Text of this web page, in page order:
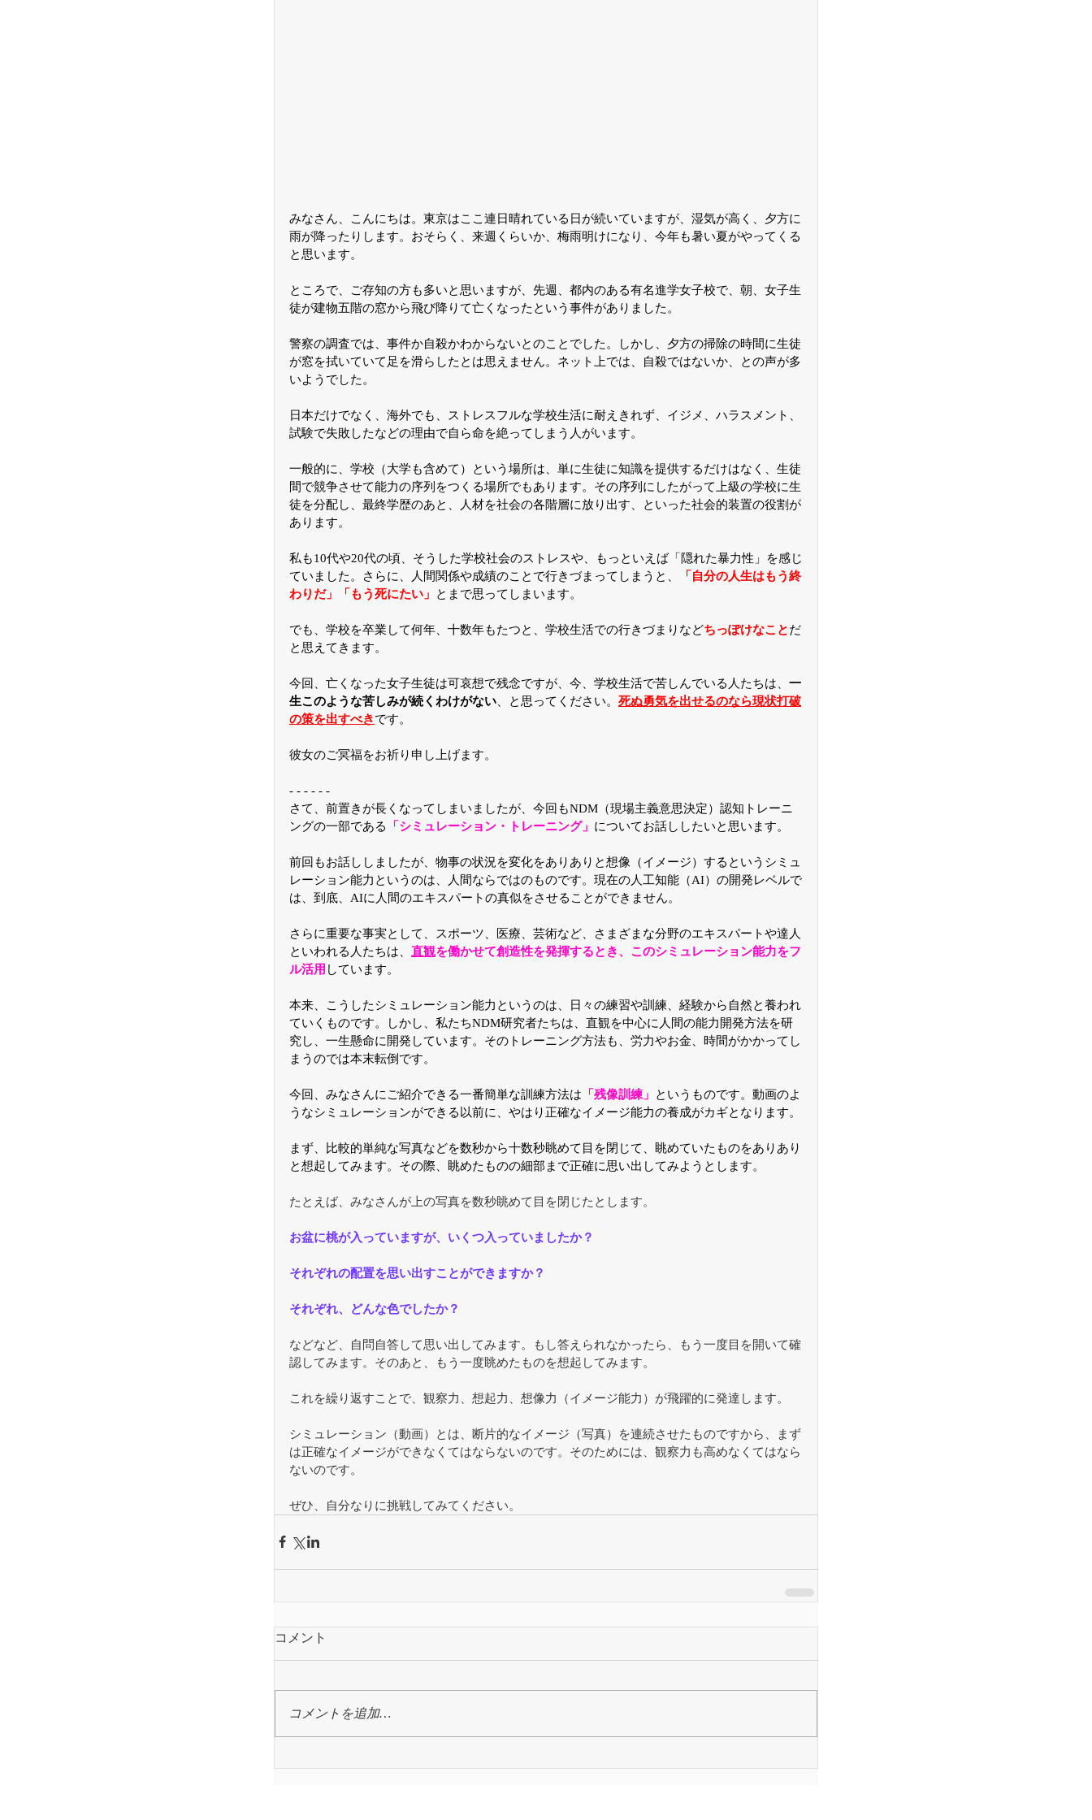
みなさん、こんにちは。東京はここ連日晴れている日が続いていますが、湿気が高く、夕方に
雨が降ったりします。おそらく、来週くらいか、梅雨明けになり、今年も暑い夏がやってくる
と思います。
ところで、ご存知の方も多いと思いますが、先週、都内のある有名進学女子校で、朝、女子生
徒が建物五階の窓から飛び降りて亡くなったという事件がありました。
警察の調査では、事件か自殺かわからないとのことでした。しかし、夕方の掃除の時間に生徒
が窓を拭いていて足を滑らしたとは思えません。ネット上では、自殺ではないか、との声が多
いようでした。
日本だけでなく、海外でも、ストレスフルな学校生活に耐えきれず、イジメ、ハラスメント、
試験で失敗したなどの理由で自ら命を絶ってしまう人がいます。
一般的に、学校（大学も含めて）という場所は、単に生徒に知識を提供するだけはなく、生徒
間で競争させて能力の序列をつくる場所でもあります。その序列にしたがって上級の学校に生
徒を分配し、最終学歴のあと、人材を社会の各階層に放り出す、といった社会的装置の役割が
あります。
私も10代や20代の頃、そうした学校社会のストレスや、もっといえば「隠れた暴力性」を感じ
ていました。さらに、人間関係や成績のことで行きづまってしまうと、
「自分の人生はもう終
わりだ」「もう死にたい」
とまで思ってしまいます。
でも、学校を卒業して何年、十数年もたつと、学校生活での行きづまりなどちっぽけなことだ
と思えてきます。
今回、亡くなった女子生徒は可哀想で残念ですが、今、学校生活で苦しんでいる人たちは、 一
生このような苦しみが続くわけがない 、と思ってください。 死ぬ勇気を出せるのなら現状打破
の策を出すべきです。
彼女のご冥福をお祈り申し上げます。
- - - - - -
さて、前置きが長くなってしまいましたが、今回もNDM（現場主義意思決定）認知トレーニ
ングの一部である
「シミュレーション・トレーニング」 についてお話ししたいと思います。
前回もお話ししましたが、物事の状況を変化をありありと想像（イメージ）するというシミュ
レーション能力というのは、人間ならではのものです。現在の人工知能（AI）の開発レベルで
は、到底、AIに人間のエキスパートの真似をさせることができません。
さらに重要な事実として、スポーツ、医療、芸術など、さまざまな分野のエキスパートや達人
といわれる人たちは、 直観を働かせて創造性を発揮するとき、このシミュレーション能力をフ
ル活用 しています。
本来、こうしたシミュレーション能力というのは、日々の練習や訓練、経験から自然と養われ
ていくものです。しかし、私たちNDM研究者たちは、直観を中心に人間の能力開発方法を研
究し、一生懸命に開発しています。そのトレーニング方法も、労力やお金、時間がかかってし
まうのでは本末転倒です。
今回、みなさんにご紹介できる一番簡単な訓練方法は 「残像訓練」
というものです。動画のよ
うなシミュレーションができる以前に、やはり正確なイメージ能力の養成がカギとなります。
まず、比較的単純な写真などを数秒から十数秒眺めて目を閉じて、眺めていたものをありあり
と想起してみます。その際、眺めたものの細部まで正確に思い出してみようとします。
たとえば、みなさんが上の写真を数秒眺めて目を閉じたとします。
お盆に桃が入っていますが、いくつ入っていましたか？
それぞれの配置を思い出すことができますか？
それぞれ、どんな色でしたか？
などなど、自問自答して思い出してみます。もし答えられなかったら、もう一度目を開いて確
認してみます。そのあと、もう一度眺めたものを想起してみます。
これを繰り返すことで、観察力、想起力、想像力（イメージ能力）が飛躍的に発達します。
シミュレーション（動画）とは、断片的なイメージ（写真）を連続させたものですから、まず
は正確なイメージができなくてはならないのです。そのためには、観察力も高めなくてはなら
ないのです。
ぜひ、自分なりに挑戦してみてください。
コメント
コメントを追加…